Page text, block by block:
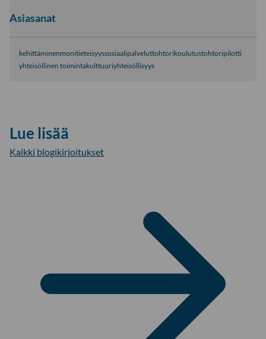
Asiasanat
kehittäminenmonitieteisyyssosiaalipalveluttohtorikoulutustohtoripilotti
yhteisöllinen toimintakulttuuriyhteisöllisyys
Lue lisää
Kaikki blogikirjoitukset